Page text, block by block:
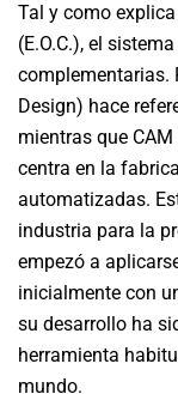
Tal y como
(E.O.C.), el
complementarias.
Design) hace
mientras que
centra en la
automatizadas.
industria para la
empezó a
inicialmente con
su desarrollo ha
herramienta
mundo.